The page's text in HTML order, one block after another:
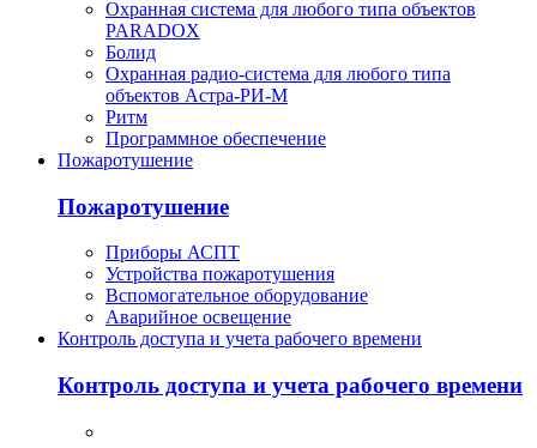
Охранная система для любого типа объектов
PARADOX
Болид
Охранная радио-система для любого типа
объектов Астра-РИ-М
Ритм
Программное обеспечение
Пожаротушение
Пожаротушение
Приборы АСПТ
Устройства пожаротушения
Вспомогательное оборудование
Аварийное освещение
Контроль доступа и учета рабочего времени
Контроль доступа и учета рабочего времени